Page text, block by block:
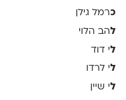
כרמל גילן
להב הלוי
לי דוד
לי לרדו
לי שיין